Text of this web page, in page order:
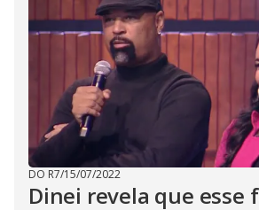
DO R7/15/07/2022
Dinei revela que esse